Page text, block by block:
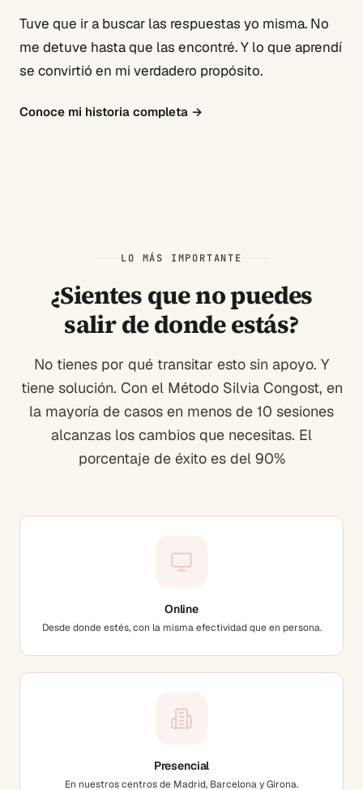
Tuve que ir a buscar las respuestas yo misma. No
me detuve hasta que las encontré. Y lo que aprendí
se convirtió en mi verdadero propósito.
Conoce mi historia completa →
LO MÁS IMPORTANTE
¿Sientes que no puedes
salir de donde estás?
No tienes por qué transitar esto sin apoyo. Y
tiene solución. Con el Método Silvia Congost, en
la mayoría de casos en menos de 10 sesiones
alcanzas los cambios que necesitas. El
porcentaje de éxito es del 90%
Online
Desde donde estés, con la misma efectividad que en persona.
Presencial
En nuestros centros de Madrid, Barcelona y Girona.